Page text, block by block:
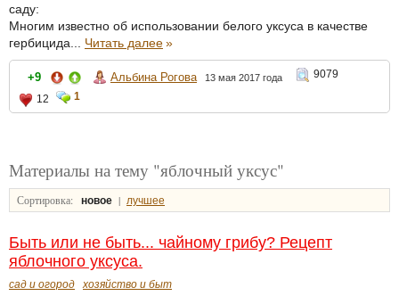
саду:
Многим известно об использовании белого уксуса в качестве
гербицида... Читать далее»
+9 Альбина Рогова 13 мая 2017 года
9079
12
1
Материалы на тему "яблочный уксус"
Сортировка: новое | лучшее
Быть или не быть... чайному грибу? Рецепт
яблочного уксуса.
сад и огород хозяйство и быт